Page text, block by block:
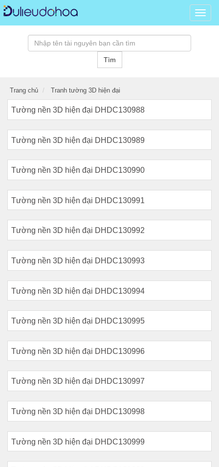
Dữ
liệu
ảnh,
miễn
phí...
Tìm
Trang chủ Tranh tường 3D hiện đại
Tường nền 3D hiện đại DHDC130988
Tường nền 3D hiện đại DHDC130989
Tường nền 3D hiện đại DHDC130990
Tường nền 3D hiện đại DHDC130991
Tường nền 3D hiện đại DHDC130992
Tường nền 3D hiện đại DHDC130993
Tường nền 3D hiện đại DHDC130994
Tường nền 3D hiện đại DHDC130995
Tường nền 3D hiện đại DHDC130996
Tường nền 3D hiện đại DHDC130997
Tường nền 3D hiện đại DHDC130998
Tường nền 3D hiện đại DHDC130999